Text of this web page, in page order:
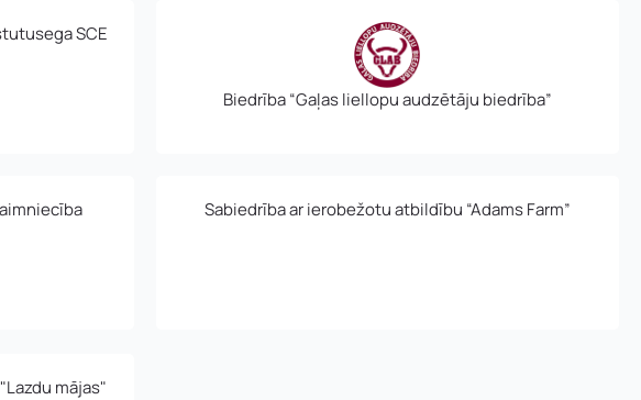
SCE
Biedrība “Gaļas liellopu audzētāju biedrība”
Sabiedrība ar ierobežotu atbildību “Adams Farm”
mājas"
*